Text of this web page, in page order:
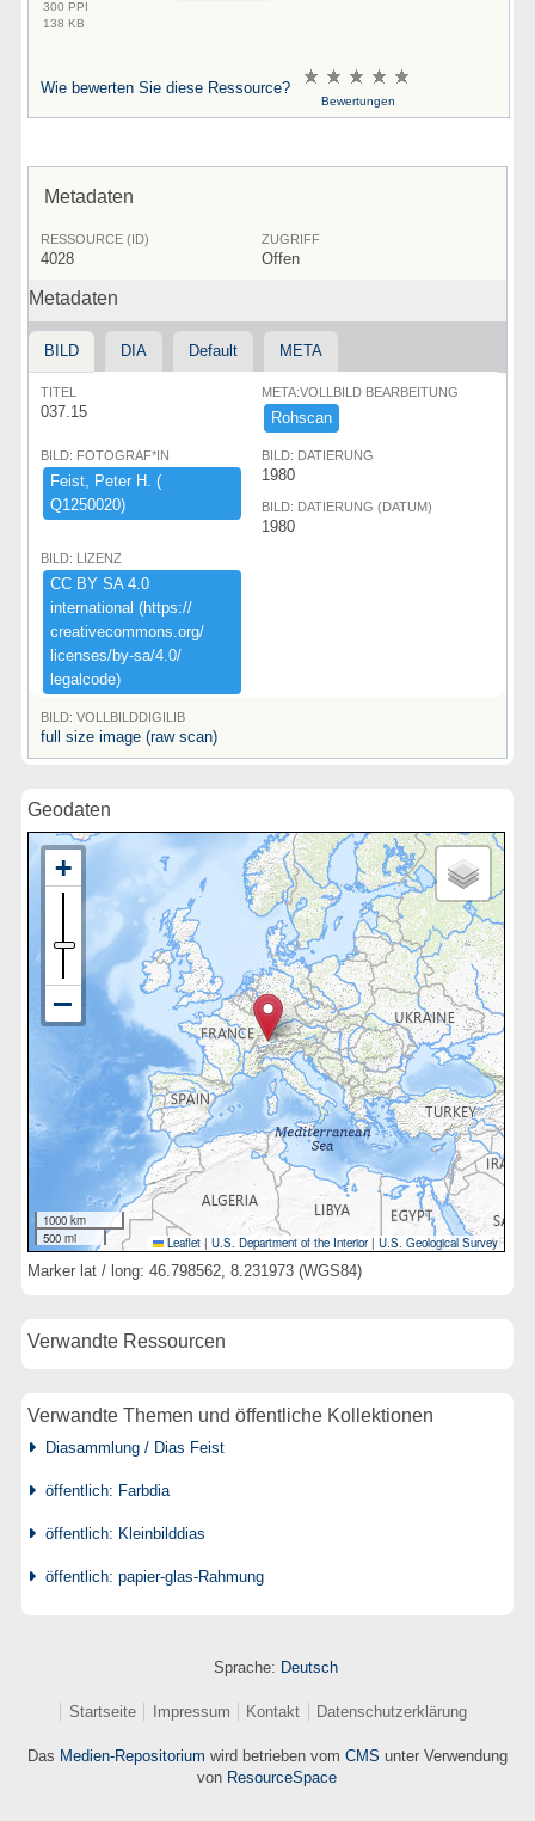
300 PPI
138 KB
Wie bewerten Sie diese Ressource?
Bewertungen
Metadaten
RESSOURCE (ID)
4028
ZUGRIFF
Offen
Metadaten
BILD DIA Default META
TITEL
037.15
META:VOLLBILD BEARBEITUNG
Rohscan
BILD: FOTOGRAF*IN
Feist,​ ​Peter ​H.​ ​(​
Q1250020)​
BILD: DATIERUNG
1980
BILD: DATIERUNG (DATUM)
1980
BILD: LIZENZ
CC ​BY ​SA ​4.​0 ​
international ​(​https:​/​/​
creativecommons.​org/​
licenses/​by-​sa/​4.​0/​
legalcode)​
BILD: VOLLBILDDIGILIB
full size image (raw scan)
Geodaten
1000 km
500 mi
Leaflet | U.S. Department of the Interior|U.S. Geological Survey
Marker lat / long: 46.798562, 8.231973 (WGS84)
Verwandte Ressourcen
Verwandte Themen und öffentliche Kollektionen
Diasammlung / Dias Feist
öffentlich: Farbdia
öffentlich: Kleinbilddias
öffentlich: papier-glas-Rahmung
Sprache: Deutsch
Startseite Impressum Kontakt Datenschutzerklärung
Das Medien-Repositorium wird betrieben vom CMS unter Verwendung
von ResourceSpace